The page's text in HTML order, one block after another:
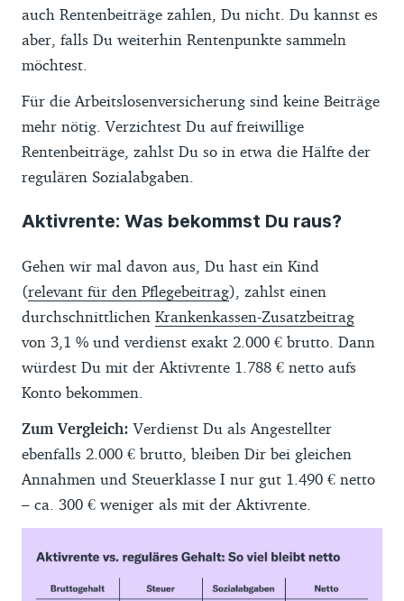
auch Rentenbeiträge zahlen, Du nicht. Du kannst es
aber, falls Du weiterhin Rentenpunkte sammeln
möchtest.
Für die Arbeitslosenversicherung sind keine Beiträge
mehr nötig. Verzichtest Du auf freiwillige
Rentenbeiträge, zahlst Du so in etwa die Hälfte der
regulären Sozialabgaben.
Aktivrente: Was bekommst Du raus?
Gehen wir mal davon aus, Du hast ein Kind
(relevant für den Pflegebeitrag), zahlst einen
durchschnittlichen Krankenkassen-Zusatzbeitrag
von 3,1 % und verdienst exakt 2.000 € brutto. Dann
würdest Du mit der Aktivrente 1.788 € netto aufs
Konto bekommen.
Zum Vergleich: Verdienst Du als Angestellter
ebenfalls 2.000 € brutto, bleiben Dir bei gleichen
Annahmen und Steuerklasse I nur gut 1.490 € netto
– ca. 300 € weniger als mit der Aktivrente.